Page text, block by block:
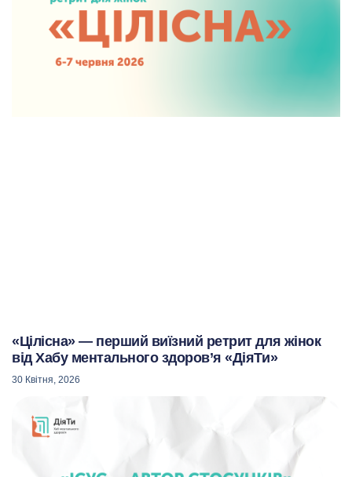
«Цілісна» — перший виїзний ретрит для жінок
від Хабу ментального здоров’я «ДіяТи»
30 Квітня, 2026